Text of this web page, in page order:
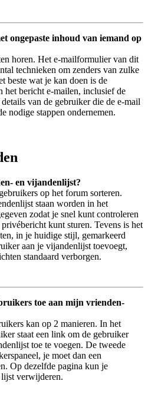
ongepaste inhoud van iemand op
horen. Het e-mailformulier van dit
technieken om zenders van zulke
beste wat je kan doen is de
het bericht e-mailen, inclusief de
van de gebruiker die de e-mail
nodige stappen ondernemen.
en vijandenlijst?
op het forum sorteren.
staan worden in het
zodat je snel kunt controleren
kunt sturen. Tevens is het
in je huidige stijl, gemarkeerd
aan je vijandenlijst toevoegt,
standaard verborgen.
toe aan mijn vrienden-
kan op 2 manieren. In het
staat een link om de gebruiker
toe te voegen. De tweede
je moet dan een
Op dezelfde pagina kun je
verwijderen.